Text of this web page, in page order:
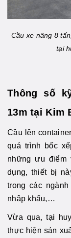
Cầu xe nâng 8
tại
Thông số
13m tại Kim
Cầu lên
quá trình bốc
những ưu điểm
dụng, thiết bị
trong các
nhập khẩu,…
Vừa qua, tại
thực hiện sản